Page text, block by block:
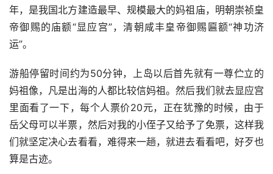
年，是我国北方建造最早、规模最大的妈祖庙，明朝崇祯皇
帝御赐的庙额“显应宫”，清朝咸丰皇帝御赐匾额“神功济
运”。
游船停留时间约为50分钟，上岛以后首先就有一尊伫立的
妈祖像，凡是出海的人都比较信妈祖。然后我们就去显应宫
里面看了一下，每个人票价20元，正在犹豫的时候，由于
岳父母可以半票，然后对我的小侄子又给予了免票，这样我
们就坚定决心去看看，难得来一趟，就进去看看吧，好歹也
算是古迹。